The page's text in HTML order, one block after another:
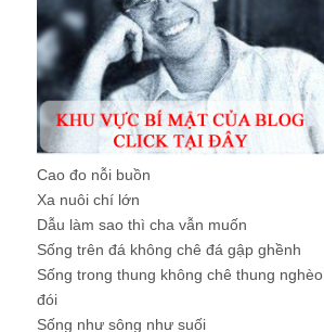
Cao đo nỗi buồn
Xa nuôi chí lớn
Dẫu làm sao thì cha vẫn muốn
Sống trên đá không chê đá gập ghềnh
Sống trong thung không chê thung nghèo
đói
Sống như sông như suối